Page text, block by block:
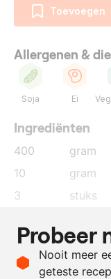
Toevoegen
Allergenen &
Soja Ei
Ingrediënten
400 gram
10
gram
3
stuks
15
gram
25
gram
Probeer
Nooit meer
geteste